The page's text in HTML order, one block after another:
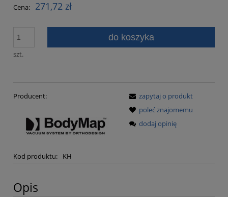
Cena: 271,72 zł
szt.
do koszyka
Producent:
Kod produktu: KH
zapytaj o produkt
poleć znajomemu
dodaj opinię
Opis